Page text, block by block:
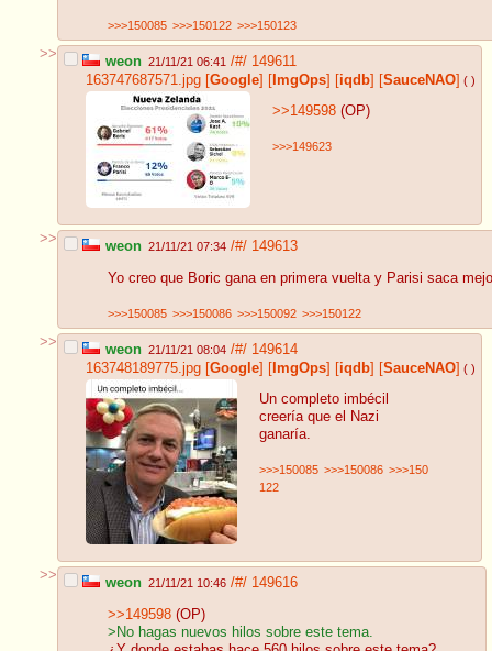
>>>150085 >>>150122 >>>150123
>> weon 21/11/21 06:41 /#/ 149611
163747687571.jpg [Google] [ ImgOps] [iqdb] [SauceNAO] ( )
>>149598 (OP)
>>>149623
>> weon 21/11/21 07:34 /#/ 149613
Yo creo que Boric gana en primera vuelta y Parisi saca
>>>150085 >>>150086 >>>150092 >>>150122
>> weon 21/11/21 08:04 /#/ 149614
163748189775.jpg [Google] [ ImgOps] [iqdb] [SauceNAO] ( )
Un completo imbécil
creería que el Nazi
ganaría.
>>>150085 >>>150086 >>>150
122
>> weon 21/11/21 10:46 /#/ 149616
>>149598 (OP)
>No hagas nuevos hilos sobre este tema.